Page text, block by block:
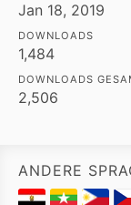
Jan 18, 2019
DOWNLOADS
1,484
DOWNLOADS
2,506
ANDERE